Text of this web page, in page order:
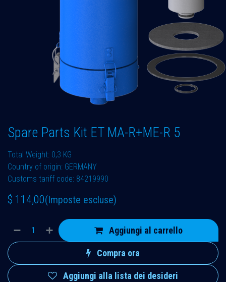
Spare Parts Kit ET MA-R+ME-R 5
Total Weight: 0,3 KG
Country of origin: GERMANY
Customs tariff code: 84219990
$ 114,00(Imposte escluse)
Aggiungi al carrello
Compra ora
Aggiungi alla lista dei desideri